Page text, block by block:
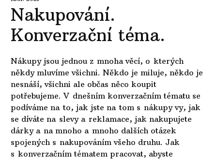
Nakupování.
Konverzační téma.
Nákupy jsou jednou z mnoha věcí, o kterých
někdy mluvíme všichni. Někdo je miluje, někdo je
nesnáší, všichni ale občas něco koupit
potřebujeme. V dnešním konverzačním tématu se
podíváme na to, jak jste na tom s nákupy vy, jak
se díváte na slevy a reklamace, jak nakupujete
dárky a na mnoho a mnoho dalších otázek
spojených s nakupováním všeho druhu. Jak
s konverzačním tématem pracovat, abyste